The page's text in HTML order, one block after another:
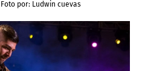
por: Ludwin cuevas